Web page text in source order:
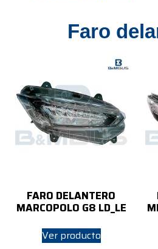
Faro
FARO DELANTERO
MARCOPOLO G8 LD_LE
Ver producto